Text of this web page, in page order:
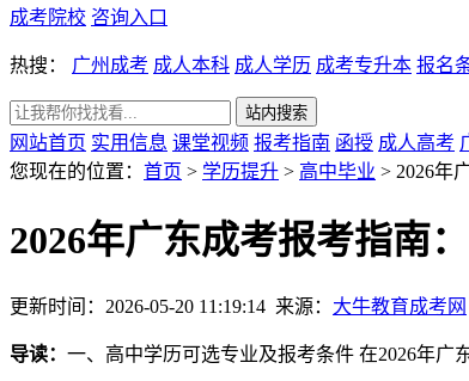
成考院校 咨询入口
热搜： 广州成考 成人本科 成人学历 成考专升本 报名
网站首页 实用信息 课堂视频 报考指南 函授 成人高考
您现在的位置： 首页 > 学历提升 > 高中毕业 > 2026年
2026年广东成考报考指南
更新时间：2026-05-20 11:19:14 来源： 大牛教育成考网
导读： 一、高中学历可选专业及报考条件 在2026年广